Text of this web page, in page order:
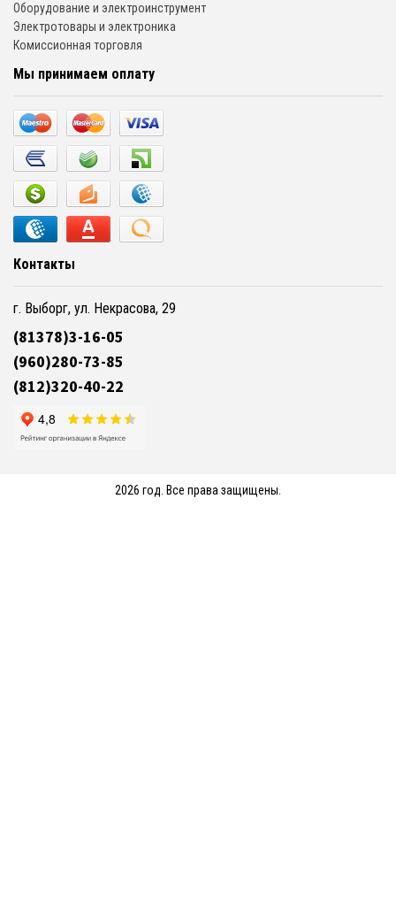
Оборудование и электроинструмент
Электротовары и электроника
Комиссионная торговля
Мы принимаем оплату
Контакты
г. Выборг, ул. Некрасова, 29
(81378)3-16-05
(960)280-73-85
(812)320-40-22
2026 год. Все права защищены.